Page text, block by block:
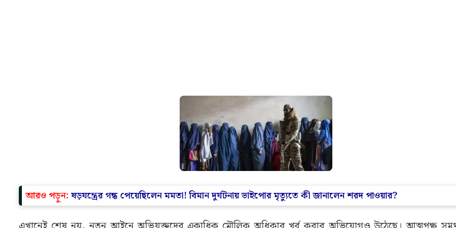
আরও পড়ুন:ষড়যন্ত্রের গন্ধ পেয়েছিলেন মমতা! বিমান দুর্ঘটনায় ভাইপোর মৃত্যুতে কী জানালেন শরদ পাওয়ার?